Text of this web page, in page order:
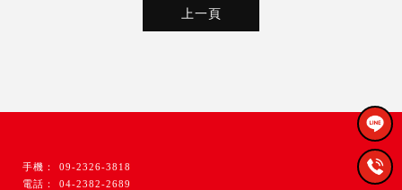
上一頁
04-2382-2689
09-2326-3818